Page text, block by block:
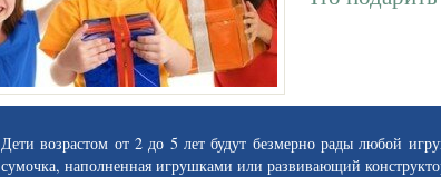
Дети возрастом от 2 до 5 лет будут безмерно рады любой
сумочка, наполненная игрушками или развивающий